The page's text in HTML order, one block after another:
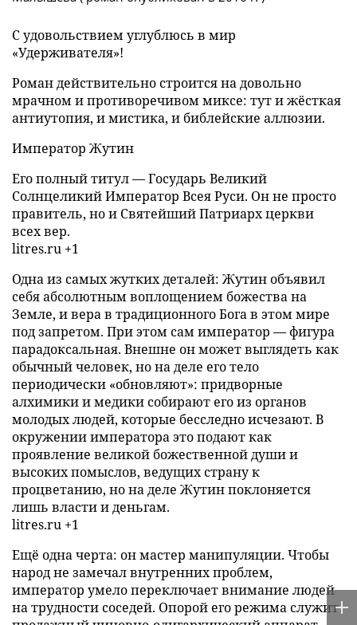
С удовольствием углублюсь в мир
«Удерживателя»!
Роман действительно строится на довольно
мрачном и противоречивом миксе: тут и жёсткая
антиутопия, и мистика, и библейские аллюзии.
Император Жутин
Его полный титул — Государь Великий
Солнцеликий Император Всея Руси. Он не просто
правитель, но и Святейший Патриарх церкви
всех вер.
litres.ru +1
Одна из самых жутких деталей: Жутин объявил
себя абсолютным воплощением божества на
Земле, и вера в традиционного Бога в этом мире
под запретом. При этом сам император — фигура
парадоксальная. Внешне он может выглядеть как
обычный человек, но на деле его тело
периодически «обновляют»: придворные
алхимики и медики собирают его из органов
молодых людей, которые бесследно исчезают. В
окружении императора это подают как
проявление великой божественной души и
высоких помыслов, ведущих страну к
процветанию, но на деле Жутин поклоняется
лишь власти и деньгам.
litres.ru +1
Ещё одна черта: он мастер манипуляции. Чтобы
народ не замечал внутренних проблем,
император умело переключает внимание людей
на трудности соседей. Опорой его режима служит